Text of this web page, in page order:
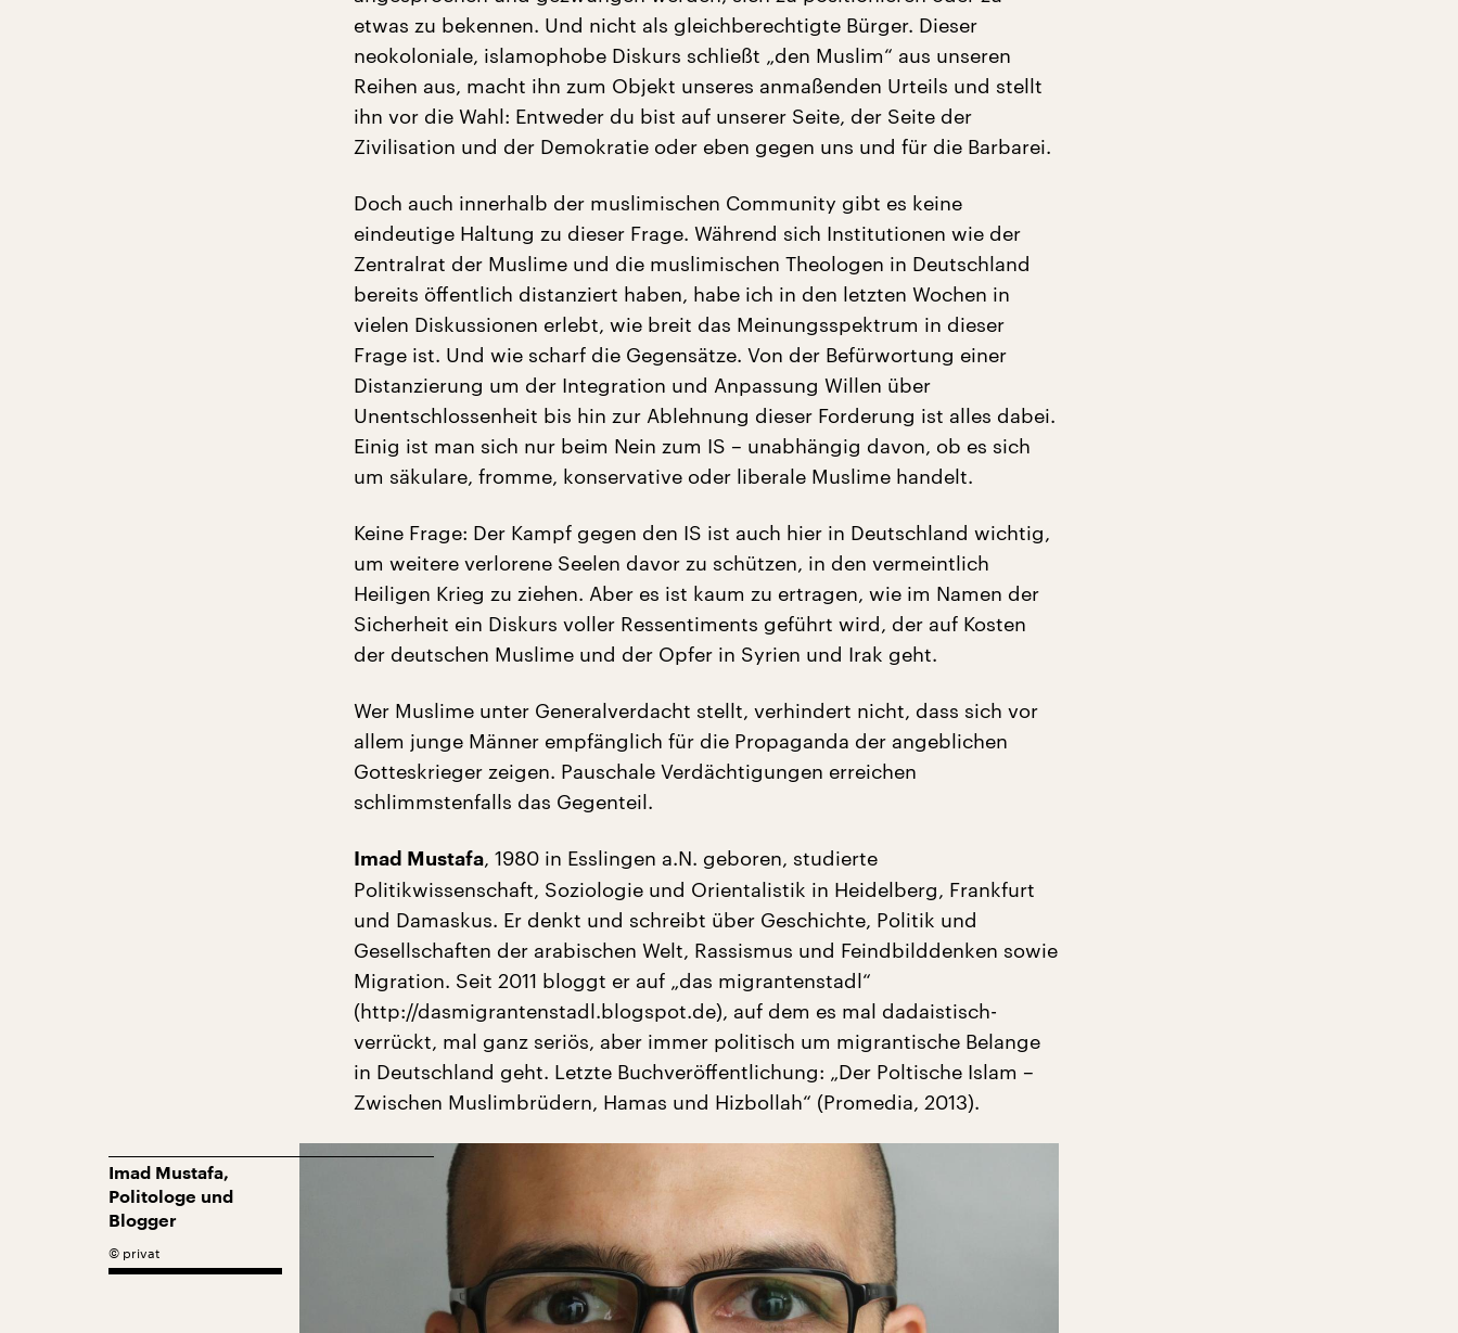
etwas zu bekennen. Und nicht als gleichberechtigte Bürger. Dieser
neokoloniale, islamophobe Diskurs schließt „den Muslim“ aus unseren
Reihen aus, macht ihn zum Objekt unseres anmaßenden Urteils und stellt
ihn vor die Wahl: Entweder du bist auf unserer Seite, der Seite der
Zivilisation und der Demokratie oder eben gegen uns und für die Barbarei.
Doch auch innerhalb der muslimischen Community gibt es keine
eindeutige Haltung zu dieser Frage. Während sich Institutionen wie der
Zentralrat der Muslime und die muslimischen Theologen in Deutschland
bereits öffentlich distanziert haben, habe ich in den letzten Wochen in
vielen Diskussionen erlebt, wie breit das Meinungsspektrum in dieser
Frage ist. Und wie scharf die Gegensätze. Von der Befürwortung einer
Distanzierung um der Integration und Anpassung Willen über
Unentschlossenheit bis hin zur Ablehnung dieser Forderung ist alles dabei.
Einig ist man sich nur beim Nein zum IS – unabhängig davon, ob es sich
um säkulare, fromme, konservative oder liberale Muslime handelt.
Keine Frage: Der Kampf gegen den IS ist auch hier in Deutschland wichtig,
um weitere verlorene Seelen davor zu schützen, in den vermeintlich
Heiligen Krieg zu ziehen. Aber es ist kaum zu ertragen, wie im Namen der
Sicherheit ein Diskurs voller Ressentiments geführt wird, der auf Kosten
der deutschen Muslime und der Opfer in Syrien und Irak geht.
Wer Muslime unter Generalverdacht stellt, verhindert nicht, dass sich vor
allem junge Männer empfänglich für die Propaganda der angeblichen
Gotteskrieger zeigen. Pauschale Verdächtigungen erreichen
schlimmstenfalls das Gegenteil.
Imad Mustafa, 1980 in Esslingen a.N. geboren, studierte
Politikwissenschaft, Soziologie und Orientalistik in Heidelberg, Frankfurt
und Damaskus. Er denkt und schreibt über Geschichte, Politik und
Gesellschaften der arabischen Welt, Rassismus und Feindbilddenken sowie
Migration. Seit 2011 bloggt er auf „das migrantenstadl“
(http://dasmigrantenstadl.blogspot.de), auf dem es mal dadaistisch-
verrückt, mal ganz seriös, aber immer politisch um migrantische Belange
in Deutschland geht. Letzte Buchveröffentlichung: „Der Poltische Islam –
Zwischen Muslimbrüdern, Hamas und Hizbollah“ (Promedia, 2013).
Imad Mustafa,
Politologe und
Blogger
© privat